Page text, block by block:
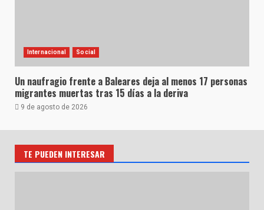
Internacional Social
Un naufragio frente a Baleares deja al menos 17 personas
migrantes muertas tras 15 días a la deriva
9 de agosto de 2026
TE PUEDEN INTERESAR